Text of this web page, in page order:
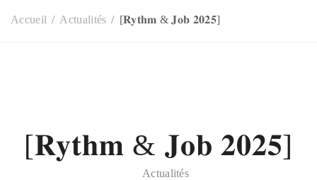
Accueil Actualités [𝐑𝐲𝐭𝐡𝐦 & 𝐉𝐨𝐛 𝟐𝟎𝟐𝟓]
[𝐑𝐲𝐭𝐡𝐦 & 𝐉𝐨𝐛 𝟐𝟎𝟐𝟓]
Actualités